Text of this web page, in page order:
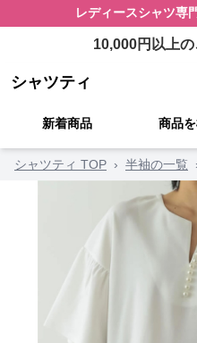
レディースシャツ専
10,000円以上
シャツティ
新着商品 商品
シャツティ TOP › 半袖の一覧